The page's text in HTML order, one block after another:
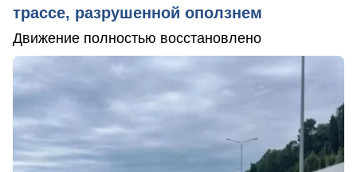
трассе, разрушенной оползнем
Движение полностью восстановлено